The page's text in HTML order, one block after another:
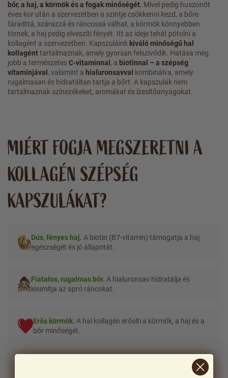
bőr, a haj, a körmök és a fogak minőségét. Mivel pedig huszonöt
éves kor után a szervezetben a szintje csökkenni kezd, a bőre
fáradttá, szárazzá és ráncossá válhat, a körmök könnyebben
törnek, a haj pedig elveszíti fényét. Itt az ideje tehát pótolni a
kollagént a szervezetben. Kapszuláink kiváló minőségű hal
kollagénttartalmaznak, amely gyorsan felszívódik. Hatása még
jobb a természetesC-vitaminnal , a biotinnal – a szépség
vitaminjával , valamint a hialuronsavval
kombinálva, amely
rugalmasan és hidratáltan tartja a bőrt. A kapszulák nem
tartalmaznak színezékeket, aromákat és ízesítőanyagokat.
MIÉRT FOGJA MEGSZERETNI A
KOLLAGÉN SZÉPSÉG
KAPSZULÁKAT?
Dús, fényes haj. A biotin (B7-vitamin) támogatja a haj
egészségét és jó állapotát.
Fiatalos, rugalmas bőr. A hialuronsav hidratálja és
kisimítja az apró ráncokat.
Erős körmök. A hal kollagén erősíti a körmök, a haj és a
bőr minőségét.
Nincs szükség por állagú